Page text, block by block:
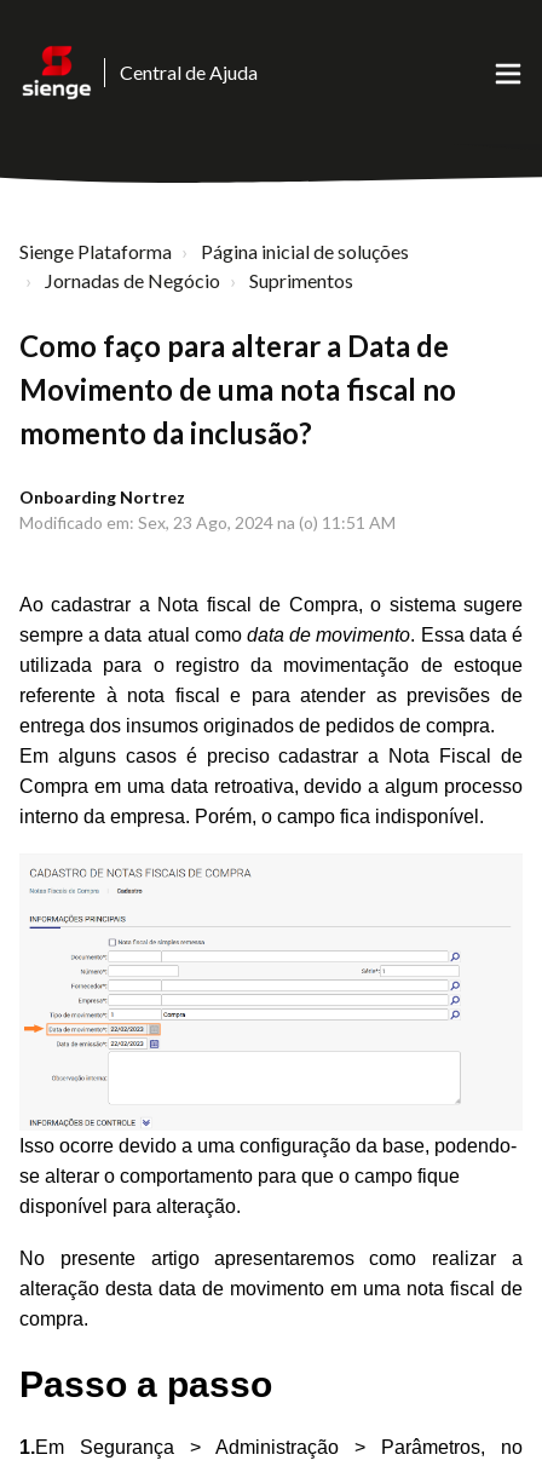
Central de Ajuda
Sienge Plataforma
Página inicial de soluções
Jornadas de Negócio
Suprimentos
Como faço para alterar a Data de
Movimento de uma nota fiscal no
momento da inclusão?
Onboarding Nortrez
Modificado em: Sex, 23 Ago, 2024 na (o) 11:51 AM
Ao cadastrar a Nota fiscal de Compra, o sistema sugere
sempre a data atual como data de movimento. Essa data é
utilizada para o registro da movimentação de estoque
referente à nota fiscal e para atender as previsões de
entrega dos insumos originados de pedidos de compra.
Em alguns casos é preciso cadastrar a Nota Fiscal de
Compra em uma data retroativa, devido a algum processo
interno da empresa. Porém, o campo fica indisponível.
Isso ocorre devido a uma configuração da base, podendo-
se alterar o comportamento para que o campo fique
disponível para alteração.
No presente artigo apresentaremos como realizar a
alteração desta data de movimento em uma nota fiscal de
compra.
Passo a passo
1.Em Segurança > Administração > Parâmetros, no